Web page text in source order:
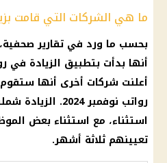
ما هي الشركات التي قامت
بحسب ما ورد في تقارير
أنها بدأت بتطبيق الزيادة في
أعلنت شركات أخرى أنها
رواتب نوفمبر
استثناء، مع استثناء بعض
تعيينهم ثلاثة أشهر.